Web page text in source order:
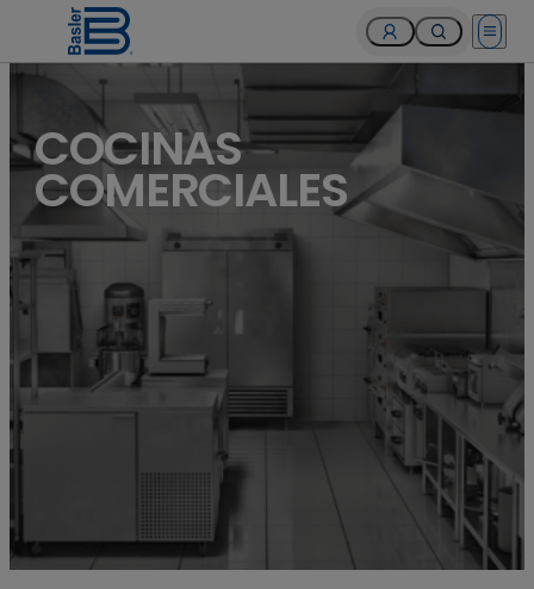
Open
COCINAS
COMERCIALES